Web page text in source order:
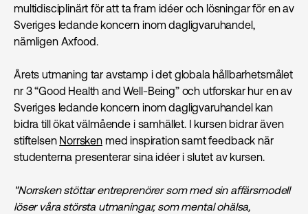
multidisciplinärt för att ta fram idéer och lösningar för en av
Sveriges ledande koncern inom dagligvaruhandel,
nämligen Axfood.
Årets utmaning tar avstamp i det globala hållbarhetsmålet
nr 3 “Good Health and Well-Being” och utforskar hur en av
Sveriges ledande koncern inom dagligvaruhandel kan
bidra till ökat välmående i samhället. I kursen bidrar även
stiftelsen Norrskenmed inspiration samt feedback när
studenterna presenterar sina idéer i slutet av kursen.
"Norrsken stöttar entreprenörer som med sin affärsmodell
löser våra största utmaningar, som mental ohälsa,